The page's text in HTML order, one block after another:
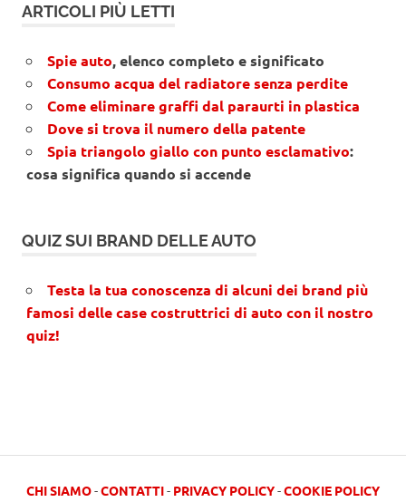
ARTICOLI PIÙ LETTI
Spie auto, elenco completo e significato
Consumo acqua del radiatore senza perdite
Come eliminare graffi dal paraurti in plastica
Dove si trova il numero della patente
Spia triangolo giallo con punto esclamativo:
cosa significa quando si accende
QUIZ SUI BRAND DELLE AUTO
Testa la tua conoscenza di alcuni dei brand più
famosi delle case costruttrici di auto con il nostro
quiz!
CHI SIAMO-CONTATTI- PRIVACY POLICY-COOKIE POLICY